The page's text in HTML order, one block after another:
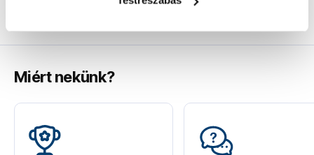
Miért nekünk?